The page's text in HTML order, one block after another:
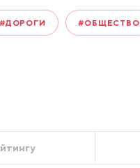
#ДОРОГИ #ОБЩЕСТВО